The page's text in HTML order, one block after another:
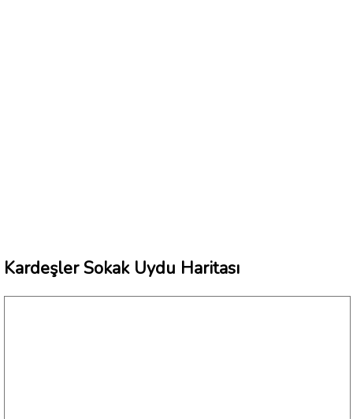
Kardeşler Sokak Uydu Haritası